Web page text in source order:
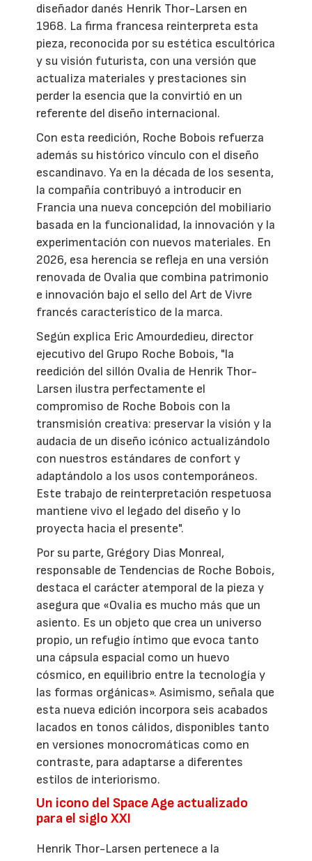
diseñador danés Henrik Thor-Larsen en
1968. La firma francesa reinterpreta esta
pieza, reconocida por su estética escultórica
y su visión futurista, con una versión que
actualiza materiales y prestaciones sin
perder la esencia que la convirtió en un
referente del diseño internacional.
Con esta reedición, Roche Bobois refuerza
además su histórico vínculo con el diseño
escandinavo. Ya en la década de los sesenta,
la compañía contribuyó a introducir en
Francia una nueva concepción del mobiliario
basada en la funcionalidad, la innovación y la
experimentación con nuevos materiales. En
2026, esa herencia se refleja en una versión
renovada de Ovalia que combina patrimonio
e innovación bajo el sello del Art de Vivre
francés característico de la marca.
Según explica Eric Amourdedieu, director
ejecutivo del Grupo Roche Bobois, "la
reedición del sillón Ovalia de Henrik Thor-
Larsen ilustra perfectamente el
compromiso de Roche Bobois con la
transmisión creativa: preservar la visión y la
audacia de un diseño icónico actualizándolo
con nuestros estándares de confort y
adaptándolo a los usos contemporáneos.
Este trabajo de reinterpretación respetuosa
mantiene vivo el legado del diseño y lo
proyecta hacia el presente".
Por su parte, Grégory Dias Monreal,
responsable de Tendencias de Roche Bobois,
destaca el carácter atemporal de la pieza y
asegura que «Ovalia es mucho más que un
asiento. Es un objeto que crea un universo
propio, un refugio íntimo que evoca tanto
una cápsula espacial como un huevo
cósmico, en equilibrio entre la tecnología y
las formas orgánicas». Asimismo, señala que
esta nueva edición incorpora seis acabados
lacados en tonos cálidos, disponibles tanto
en versiones monocromáticas como en
contraste, para adaptarse a diferentes
estilos de interiorismo.
Un icono del Space Age actualizado
para el siglo XXI
Henrik Thor-Larsen pertenece a la